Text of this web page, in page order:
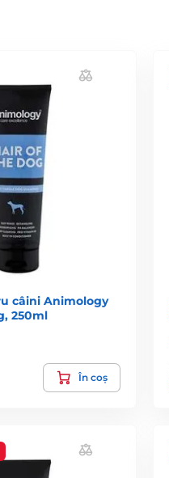
câini Animology
250ml
În coș